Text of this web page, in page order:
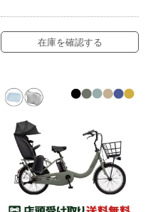
在庫を確認する